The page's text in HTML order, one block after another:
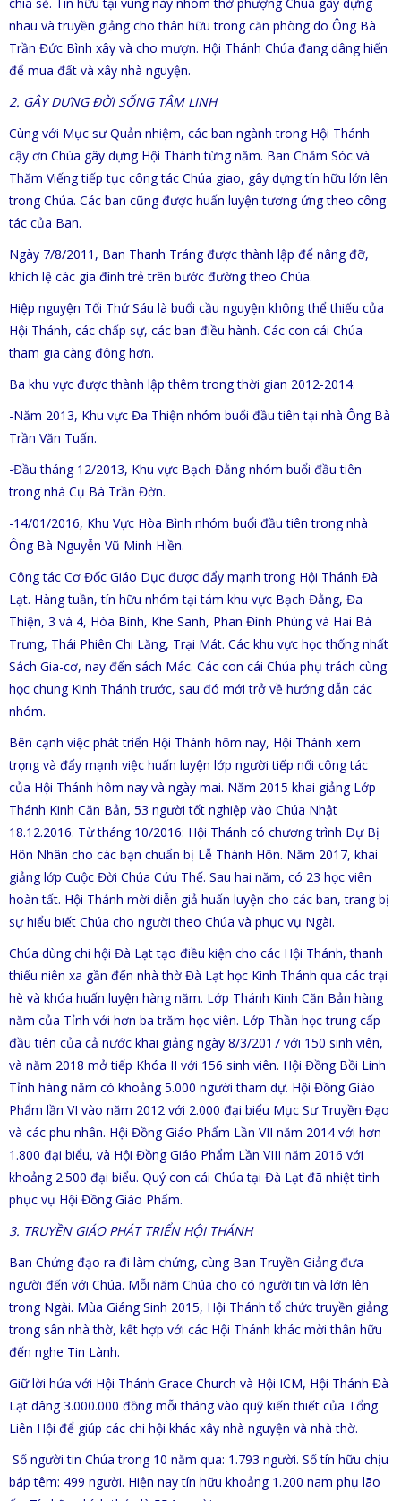
nhau và truyền giảng cho thân hữu trong căn phòng do Ông Bà
Trần Đức Bình xây và cho mượn. Hội Thánh Chúa đang dâng hiến
để mua đất và xây nhà nguyện.
2. GÂY DỰNG ĐỜI SỐNG TÂM LINH
Cùng với Mục sư Quản nhiệm, các ban ngành trong Hội Thánh
cậy ơn Chúa gây dựng Hội Thánh từng năm. Ban Chăm Sóc và
Thăm Viếng tiếp tục công tác Chúa giao, gây dựng tín hữu lớn lên
trong Chúa. Các ban cũng được huấn luyện tương ứng theo công
tác của Ban.
Ngày 7/8/2011, Ban Thanh Tráng được thành lập để nâng đỡ,
khích lệ các gia đình trẻ trên bước đường theo Chúa.
Hiệp nguyện Tối Thứ Sáu là buổi cầu nguyện không thể thiếu của
Hội Thánh, các chấp sự, các ban điều hành. Các con cái Chúa
tham gia càng đông hơn.
Ba khu vực được thành lập thêm trong thời gian 2012-2014:
-Năm 2013, Khu vực Đa Thiện nhóm buổi đầu tiên tại nhà Ông Bà
Trần Văn Tuấn.
-Đầu tháng 12/2013, Khu vực Bạch Đằng nhóm buổi đầu tiên
trong nhà Cụ Bà Trần Đờn.
-14/01/2016, Khu Vực Hòa Bình nhóm buổi đầu tiên trong nhà
Ông Bà Nguyễn Vũ Minh Hiền.
Công tác Cơ Đốc Giáo Dục được đẩy mạnh trong Hội Thánh Đà
Lạt. Hàng tuần, tín hữu nhóm tại tám khu vực Bạch Đằng, Đa
Thiện, 3 và 4, Hòa Bình, Khe Sanh, Phan Đình Phùng và Hai Bà
Trưng, Thái Phiên Chi Lăng, Trại Mát. Các khu vực học thống nhất
Sách Gia-cơ, nay đến sách Mác. Các con cái Chúa phụ trách cùng
học chung Kinh Thánh trước, sau đó mới trở về hướng dẫn các
nhóm.
Bên cạnh việc phát triển Hội Thánh hôm nay, Hội Thánh xem
trọng và đẩy mạnh việc huấn luyện lớp người tiếp nối công tác
của Hội Thánh hôm nay và ngày mai. Năm 2015 khai giảng Lớp
Thánh Kinh Căn Bản, 53 người tốt nghiệp vào Chúa Nhật
18.12.2016. Từ tháng 10/2016: Hội Thánh có chương trình Dự Bị
Hôn Nhân cho các bạn chuẩn bị Lễ Thành Hôn. Năm 2017, khai
giảng lớp Cuộc Đời Chúa Cứu Thế. Sau hai năm, có 23 học viên
hoàn tất. Hội Thánh mời diễn giả huấn luyện cho các ban, trang bị
sự hiểu biết Chúa cho người theo Chúa và phục vụ Ngài.
Chúa dùng chi hội Đà Lạt tạo điều kiện cho các Hội Thánh, thanh
thiếu niên xa gần đến nhà thờ Đà Lạt học Kinh Thánh qua các trại
hè và khóa huấn luyện hàng năm. Lớp Thánh Kinh Căn Bản hàng
năm của Tỉnh với hơn ba trăm học viên. Lớp Thần học trung cấp
đầu tiên của cả nước khai giảng ngày 8/3/2017 với 150 sinh viên,
và năm 2018 mở tiếp Khóa II với 156 sinh viên. Hội Đồng Bồi Linh
Tỉnh hàng năm có khoảng 5.000 người tham dự. Hội Đồng Giáo
Phẩm lần VI vào năm 2012 với 2.000 đại biểu Mục Sư Truyền Đạo
và các phu nhân. Hội Đồng Giáo Phẩm Lần VII năm 2014 với hơn
1.800 đại biểu, và Hội Đồng Giáo Phẩm Lần VIII năm 2016 với
khoảng 2.500 đại biểu. Quý con cái Chúa tại Đà Lạt đã nhiệt tình
phục vụ Hội Đồng Giáo Phẩm.
3. TRUYỀN GIÁO PHÁT TRIỂN HỘI THÁNH
Ban Chứng đạo ra đi làm chứng, cùng Ban Truyền Giảng đưa
người đến với Chúa. Mỗi năm Chúa cho có người tin và lớn lên
trong Ngài. Mùa Giáng Sinh 2015, Hội Thánh tổ chức truyền giảng
trong sân nhà thờ, kết hợp với các Hội Thánh khác mời thân hữu
đến nghe Tin Lành.
Giữ lời hứa với Hội Thánh Grace Church và Hội ICM, Hội Thánh Đà
Lạt dâng 3.000.000 đồng mỗi tháng vào quỹ kiến thiết của Tổng
Liên Hội để giúp các chi hội khác xây nhà nguyện và nhà thờ.
Số người tin Chúa trong 10 năm qua: 1.793 người. Số tín hữu chịu
báp têm: 499 người. Hiện nay tín hữu khoảng 1.200 nam phụ lão